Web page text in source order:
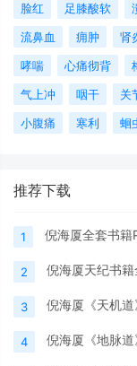
脸红
足膝酸软
流鼻血
痈肿 肾
哮喘
心痛彻背
气上冲
咽干 关
小腹痛
寒利 蛔
推荐下载
1 倪海厦全套书籍
2 倪海厦天纪书
3 倪海厦《天机
4 倪海厦《地脉